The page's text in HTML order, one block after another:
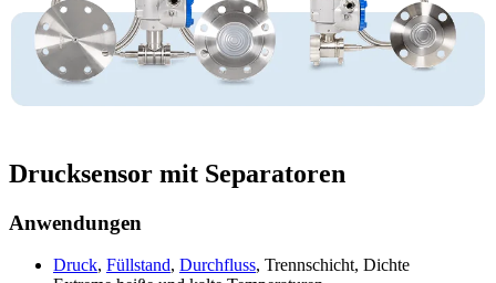
Drucksensor mit Separatoren
Anwendungen
Druck, Füllstand, Durchfluss, Trennschicht, Dichte